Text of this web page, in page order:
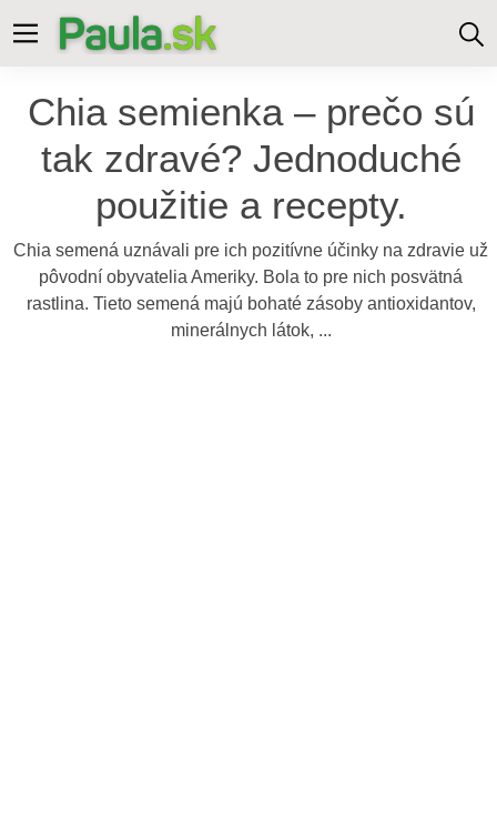
Chia semienka – prečo sú
tak zdravé? Jednoduché
použitie a recepty.
Chia semená uznávali pre ich pozitívne účinky na zdravie už
pôvodní obyvatelia Ameriky. Bola to pre nich posvätná
rastlina. Tieto semená majú bohaté zásoby antioxidantov,
minerálnych látok, ...